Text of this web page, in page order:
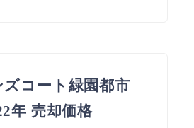
ズコート緑園都市
年 売却価格